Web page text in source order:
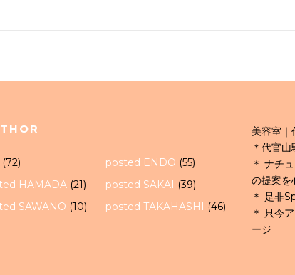
(72) posted ENDO (55)
HAMADA (21) posted SAKAI (39)
SAWANO (10) posted TAKAHASHI (46)
美容室｜
＊代官
＊ ナチ
の提案を
＊ 是非
＊ 只今
ージ